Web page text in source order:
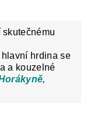
hrdina se
a kouzelné